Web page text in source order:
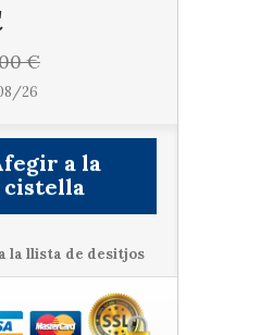
€
26
a la
cistella
la llista de desitjos